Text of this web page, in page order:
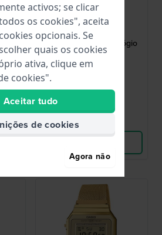
Casio
A700WEVG-9AEF
Vintage 32.8 mm Relógio
Retro Digital Ouro
● Em stock
activos; se clicar
os cookies", aceita
opcionais. Se
quais os cookies
ativa, clique em
cookies".
Aceitar tudo
de cookies
Agora não